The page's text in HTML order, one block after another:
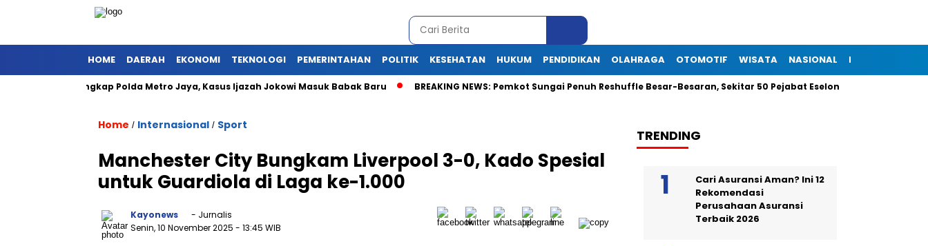
HOME DAERAH EKONOMI TEKNOLOGI PEMERINTAHAN POLITIK KESEHATAN HUKUM PENDIDIKAN OLAHRAGA OTOMOTIF WISATA NASIONAL INTERNASIONAL
Ditangkap Polda Metro Jaya, Kasus Ijazah Jokowi Masuk Babak Baru BREAKING NEWS: Pemkot Sungai Penuh Reshuffle Besar-Besaran, Sekitar 50 Pejabat Eselon III dan IV Dilantik
Home / Internasional / Sport
Manchester City Bungkam Liverpool 3-0, Kado Spesial
untuk Guardiola di Laga ke-1.000
Kayonews
- Jurnalis
Senin, 10 November 2025 - 13:45 WIB
TRENDING
Cari Asuransi Aman? Ini 12
Rekomendasi
Perusahaan Asuransi
Terbaik 2026